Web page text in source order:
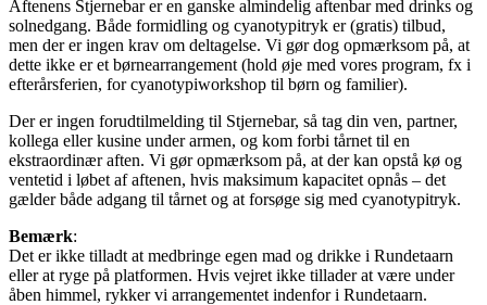
Aftenens Stjernebar er en ganske almindelig aftenbar med drinks og
solnedgang. Både formidling og cyanotypitryk er (gratis) tilbud,
men der er ingen krav om deltagelse. Vi gør dog opmærksom på, at
dette ikke er et børnearrangement (hold øje med vores program, fx i
efterårsferien, for cyanotypiworkshop til børn og familier).
Der er ingen forudtilmelding til Stjernebar, så tag din ven, partner,
kollega eller kusine under armen, og kom forbi tårnet til en
ekstraordinær aften. Vi gør opmærksom på, at der kan opstå kø og
ventetid i løbet af aftenen, hvis maksimum kapacitet opnås – det
gælder både adgang til tårnet og at forsøge sig med cyanotypitryk.
Bemærk:
Det er ikke tilladt at medbringe egen mad og drikke i Rundetaarn
eller at ryge på platformen. Hvis vejret ikke tillader at være under
åben himmel, rykker vi arrangementet indenfor i Rundetaarn.